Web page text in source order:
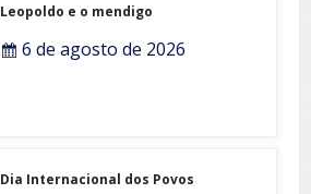
Leopoldo e o mendigo
6 de agosto de 2026
Dia Internacional dos Povos